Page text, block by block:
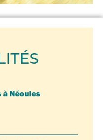
à Néoules